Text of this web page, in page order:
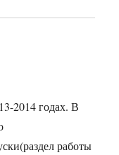
2014 годах. В
работы